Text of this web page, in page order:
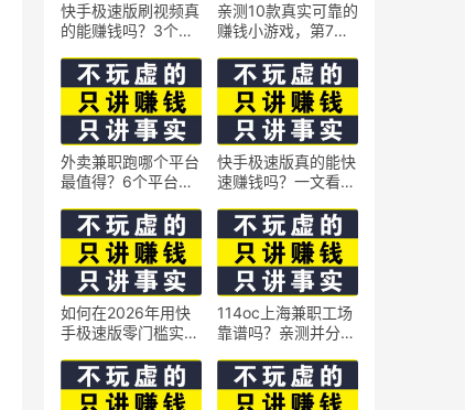
快手极速版刷视频真
的能赚钱吗？3个隐
亲测10款真实可靠的
赚钱小游戏，第7款
外卖兼职跑哪个平台
最值得？6个平台实
快手极速版真的能快
速赚钱吗？一文看懂
如何在2026年用快
手极速版零门槛实现
技巧
114oc上海兼职工场
靠谱吗？亲测并分享